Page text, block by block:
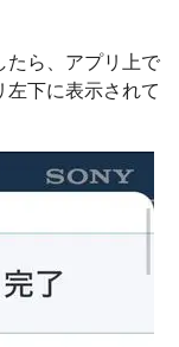
たら、アプリ上で
下に表示されて